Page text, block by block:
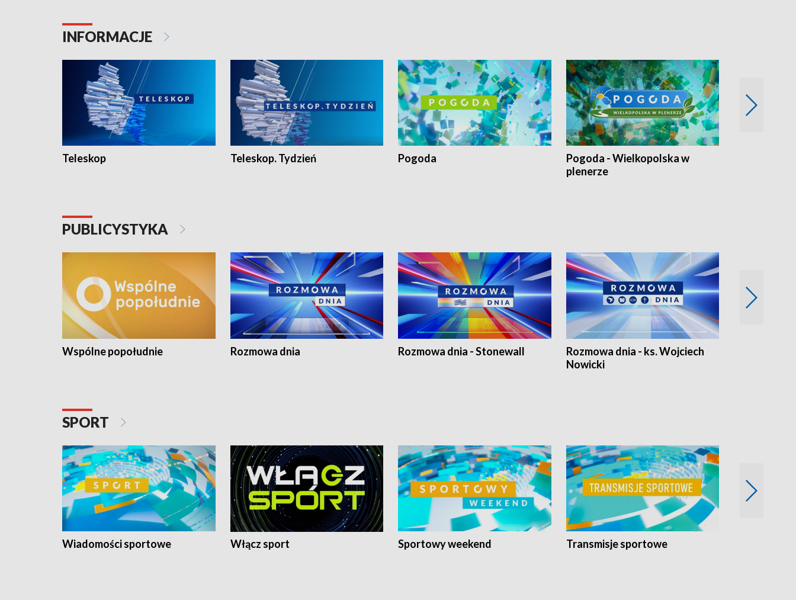
INFORMACJE
Teleskop Teleskop. Tydzień Pogoda
Pogoda - Wielkopolska w
plenerze
PUBLICYSTYKA
Wspólne popołudnie Rozmowa dnia Rozmowa dnia - Stonewall
Rozmowa dnia - ks. Wojciech
Nowicki
SPORT
Wiadomości sportowe Włącz sport Sportowy weekend Transmisje sportowe